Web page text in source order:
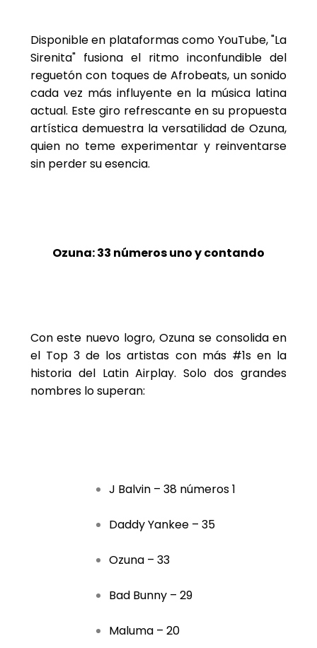
Disponible en plataformas como YouTube, "La
Sirenita" fusiona el ritmo inconfundible del
reguetón con toques de Afrobeats, un sonido
cada vez más influyente en la música latina
actual. Este giro refrescante en su propuesta
artística demuestra la versatilidad de Ozuna,
quien no teme experimentar y reinventarse
sin perder su esencia.
Ozuna: 33 números uno y contando
Con este nuevo logro, Ozuna se consolida en
el Top 3 de los artistas con más #1s en la
historia del Latin Airplay. Solo dos grandes
nombres lo superan:
J Balvin – 38 números 1
Daddy Yankee – 35
Ozuna – 33
Bad Bunny – 29
Maluma – 20